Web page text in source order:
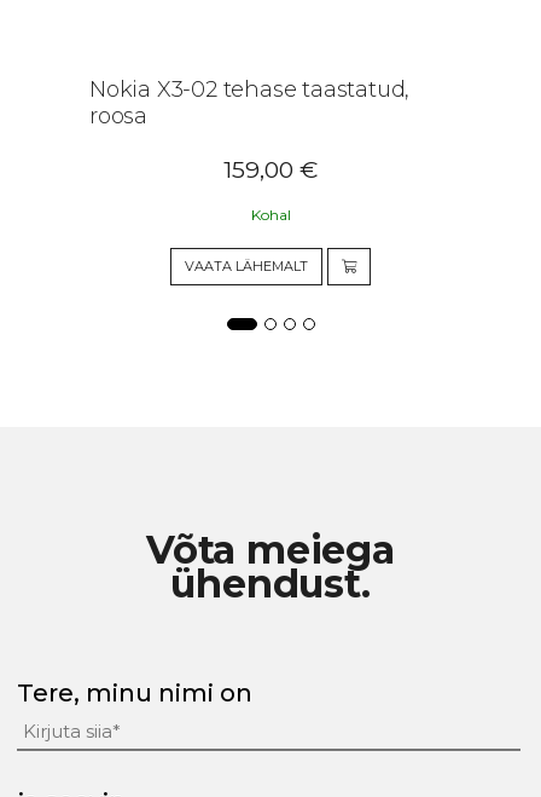
Nokia X3-02 tehase taastatud,
roosa
159,00 €
Kohal
VAATA LÄHEMALT
Võta meiega
ühendust.
Tere, minu nimi on